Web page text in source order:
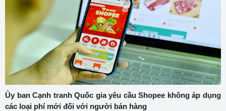
Ủy ban Cạnh tranh Quốc gia yêu cầu Shopee không áp dụng
các loại phí mới đối với người bán hàng